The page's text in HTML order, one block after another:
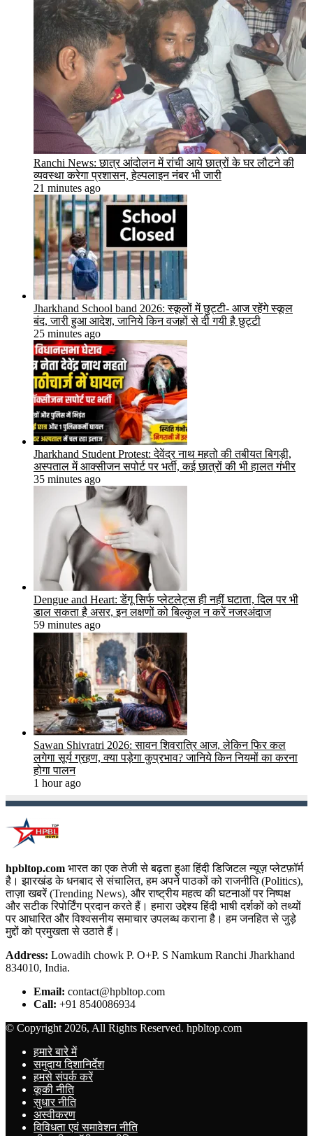
Ranchi News: छात्र आंदोलन में रांची आये छात्रों के घर लौटने की
व्यवस्था करेगा प्रशासन, हेल्पलाइन नंबर भी जारी
21 minutes ago
Jharkhand School band 2026: स्कूलों में छुट्टी- आज रहेंगे स्कूल
बंद, जारी हुआ आदेश, जानिये किन वजहों से दी गयी है छुट्टी
25 minutes ago
Jharkhand Student Protest: देवेंद्र नाथ महतो की तबीयत बिगड़ी,
अस्पताल में आक्सीजन सपोर्ट पर भर्ती, कई छात्रों की भी हालत गंभीर
35 minutes ago
Dengue and Heart: डेंगू सिर्फ प्लेटलेट्स ही नहीं घटाता, दिल पर भी
डाल सकता है असर, इन लक्षणों को बिल्कुल न करें नजरअंदाज
59 minutes ago
Sawan Shivratri 2026: सावन शिवरात्रि आज, लेकिन फिर कल
लगेगा सूर्य ग्रहण, क्या पड़ेगा कुप्रभाव? जानिये किन नियमों का करना
होगा पालन
1 hour ago
hpbltop.com भारत का एक तेजी से बढ़ता हुआ हिंदी डिजिटल न्यूज़ प्लेटफ़ॉर्म
है। झारखंड के धनबाद से संचालित, हम अपने पाठकों को राजनीति (Politics),
ताज़ा खबरें (Trending News), और राष्ट्रीय महत्व की घटनाओं पर निष्पक्ष
और सटीक रिपोर्टिंग प्रदान करते हैं। हमारा उद्देश्य हिंदी भाषी दर्शकों को तथ्यों
पर आधारित और विश्वसनीय समाचार उपलब्ध कराना है। हम जनहित से जुड़े
मुद्दों को प्रमुखता से उठाते हैं।
Address: Lowadih chowk P. O+P. S Namkum Ranchi Jharkhand
834010, India.
Email: contact@hpbltop.com
Call: +91 8540086934
© Copyright 2026, All Rights Reserved. hpbltop.com
हमारे बारे में
समुदाय दिशानिर्देश
हमसे संपर्क करें
कूकी नीति
सुधार नीति
अस्वीकरण
विविधता एवं समावेशन नीति